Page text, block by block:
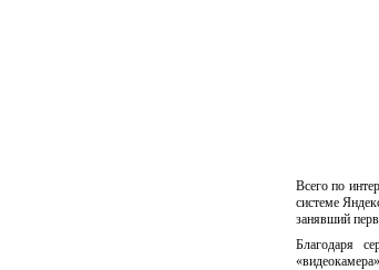
Всего по
системе
занявший
Благодаря